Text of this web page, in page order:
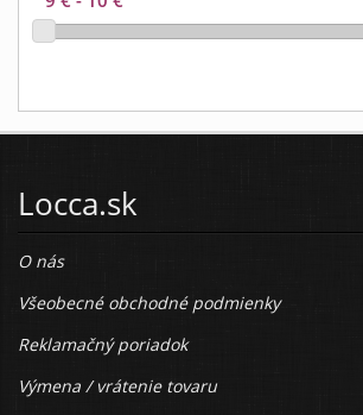
Locca.sk
O nás
Všeobecné obchodné podmienky
Reklamačný poriadok
Výmena / vrátenie tovaru